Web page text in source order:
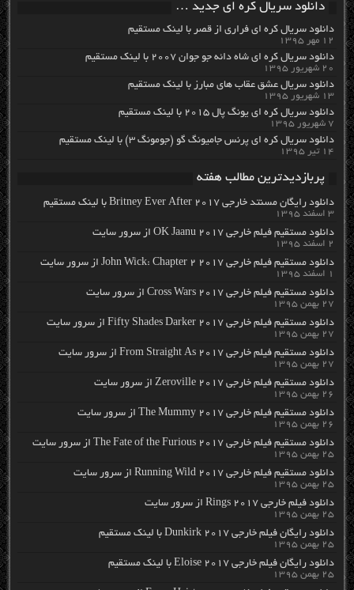
دانلود سریال کره ای جدید …
دانلود سریال کره ای فراری از قصر با لینک مستقیم
۱۲ مهر ۱۳۹۵
دانلود سریال کره ای شاه دائه جو جوان ۲۰۰۷ با لینک مستقیم
۲۰ شهریور ۱۳۹۵
دانلود سریال عشق عقاب های مبارز با لینک مستقیم
۱۳ شهریور ۱۳۹۵
دانلود سریال کره ای یونگ پال ۲۰۱۵ با لینک مستقیم
۷ شهریور ۱۳۹۵
دانلود سریال کره ای پرنس جامیونگ گو (جومونگ ۳) با لینک مستقیم
۱۴ تیر ۱۳۹۵
پربازدیدترین مطالب هفته
دانلود رایگان مسنتد خارجی Britney Ever After 2017 با لینک مستقیم
۳ اسفند ۱۳۹۵
دانلود مستقیم فیلم خارجی OK Jaanu 2017 از سرور سایت
۲ اسفند ۱۳۹۵
دانلود مستقیم فیلم خارجی John Wick: Chapter 2 2017 از سرور سایت
۱ اسفند ۱۳۹۵
دانلود مستقیم فیلم خارجی Cross Wars 2017 از سرور سایت
۲۷ بهمن ۱۳۹۵
دانلود مستقیم فیلم خارجی Fifty Shades Darker 2017 از سرور سایت
۲۷ بهمن ۱۳۹۵
دانلود مستقیم فیلم خارجی From Straight As 2017 از سرور سایت
۲۷ بهمن ۱۳۹۵
دانلود مستقیم فیلم خارجی Zeroville 2017 از سرور سایت
۲۶ بهمن ۱۳۹۵
دانلود مستقیم فیلم خارجی The Mummy 2017 از سرور سایت
۲۶ بهمن ۱۳۹۵
دانلود مستقیم فیلم خارجی The Fate of the Furious 2017 از سرور سایت
۲۵ بهمن ۱۳۹۵
دانلود مستقیم فیلم خارجی Running Wild 2017 از سرور سایت
۲۵ بهمن ۱۳۹۵
دانلود فیلم خارجی Rings 2017 از سرور سایت
۲۵ بهمن ۱۳۹۵
دانلود رایگان فیلم خارجی Dunkirk 2017 با لینک مستقیم
۲۵ بهمن ۱۳۹۵
دانلود رایگان فیلم خارجی Eloise 2017 با لینک مستقیم
۲۵ بهمن ۱۳۹۵